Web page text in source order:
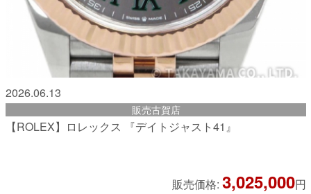
2026.06.13
販売古賀店
【ROLEX】ロレックス 『デイトジャスト41』
販売価格: 3,025,000円